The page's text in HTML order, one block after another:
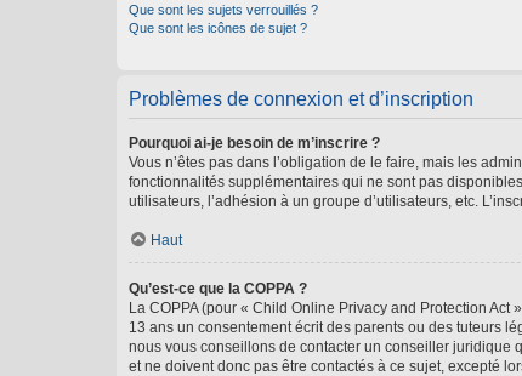
Que sont les sujets verrouillés ?
Que sont les icônes de sujet ?
Problèmes de connexion et d’inscription
Pourquoi ai-je besoin de m’inscrire ?
Vous n’êtes pas dans l’obligation de le faire, mais les
fonctionnalités supplémentaires qui ne sont pas
utilisateurs, l’adhésion à un groupe d’utilisateurs, etc.
Haut
Qu’est-ce que la COPPA ?
La COPPA (pour « Child Online Privacy and Protection
13 ans un consentement écrit des parents ou des tuteurs
nous vous conseillons de contacter un conseiller juridique
et ne doivent donc pas être contactés à ce sujet, excepté